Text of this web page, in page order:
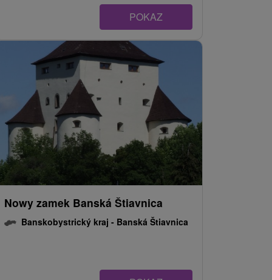
POKAZ
Nowy zamek Banská Štiavnica
Banskobystrický kraj - Banská Štiavnica